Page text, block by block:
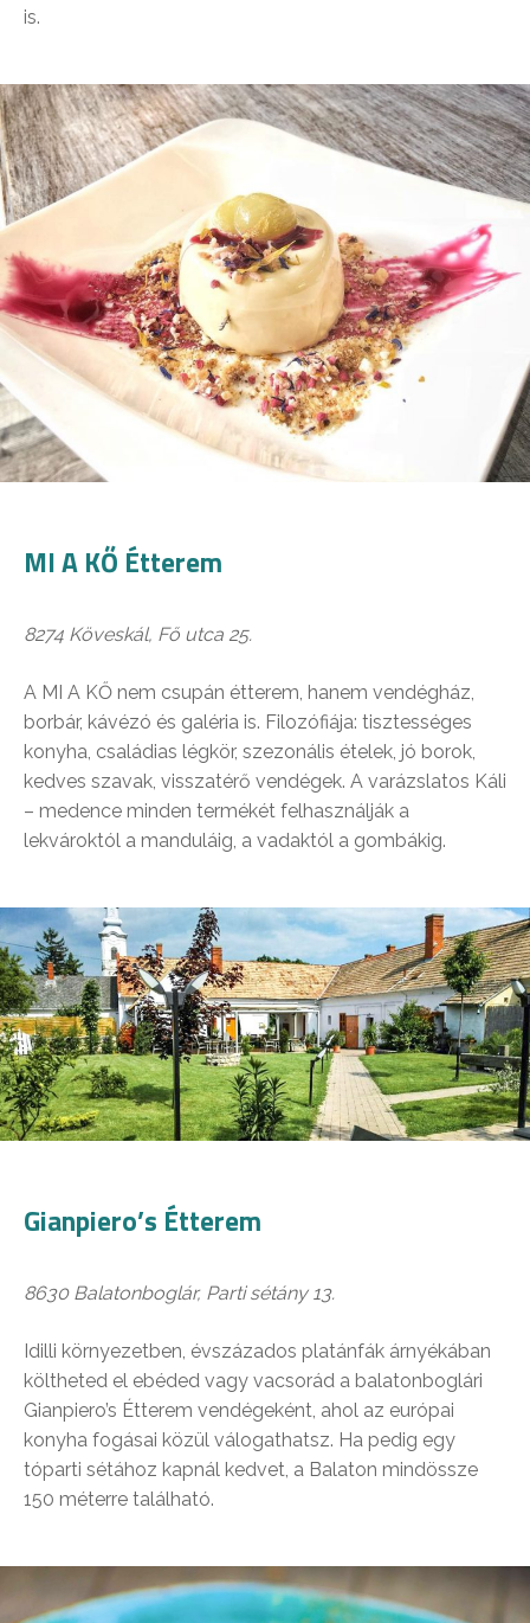
is.
MI A KŐ Étterem
8274 Köveskál, Fő utca 25.
A MI A KŐ nem csupán étterem, hanem vendégház,
borbár, kávézó és galéria is. Filozófiája: tisztességes
konyha, családias légkör, szezonális ételek, jó borok,
kedves szavak, visszatérő vendégek. A varázslatos Káli
– medence minden termékét felhasználják a
lekvároktól a manduláig, a vadaktól a gombákig.
Gianpiero’s Étterem
8630 Balatonboglár, Parti sétány 13.
Idilli környezetben, évszázados platánfák árnyékában
költheted el ebéded vagy vacsorád a balatonboglári
Gianpiero’s Étterem vendégeként, ahol az európai
konyha fogásai közül válogathatsz. Ha pedig egy
tóparti sétához kapnál kedvet, a Balaton mindössze
150 méterre található.